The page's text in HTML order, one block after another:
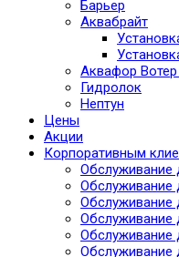
Барьер
Аквабрайт
Аквафор
Гидролок
Нептун
Цены
Акции
Корпоративным
Обслуживание
Обслуживание
Обслуживание
Обслуживание
Обслуживание
Обслуживание